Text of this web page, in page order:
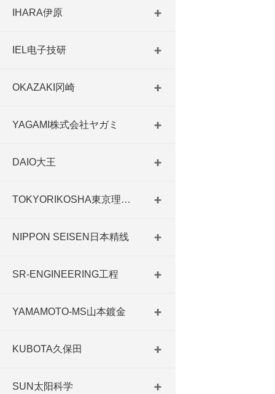
IHARA伊原
IEL电子技研
OKAZAKI冈崎
YAGAMI株式会社ヤガミ
DAIO大王
TOKYORIKOSHA東京理工舎
NIPPON SEISEN日本精线
SR-ENGINEERING工程
YAMAMOTO-MS山本鍍金
KUBOTA久保田
SUN太阳科学